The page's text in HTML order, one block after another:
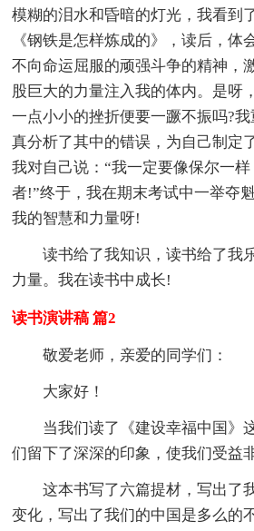
模糊的泪水和昏暗的灯光，我看到
《钢铁是怎样炼成的》，读后，体
不向命运屈服的顽强斗争的精神，
股巨大的力量注入我的体内。是呀
一点小小的挫折便要一蹶不振吗?
真分析了其中的错误，为自己制定
我对自己说：“我一定要像保尔一
者!”终于，我在期末考试中一举夺
我的智慧和力量呀!
读书给了我知识，读书给了我
力量。我在读书中成长!
读书演讲稿 篇2
敬爱老师，亲爱的同学们：
大家好！
当我们读了《建设幸福中国》
们留下了深深的印象，使我们受益
这本书写了六篇提材，写出了
变化，写出了我们的中国是多么的